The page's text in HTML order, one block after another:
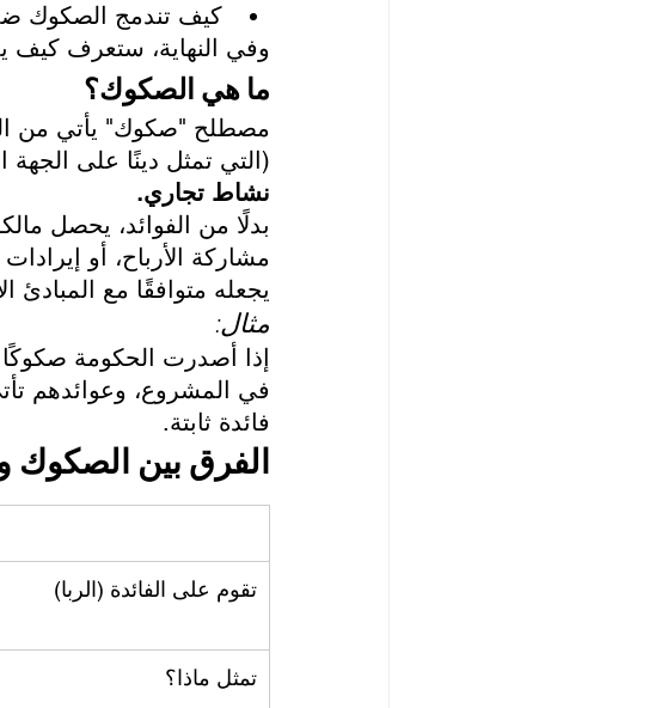
كيف تندمج الصكوك
وفي النهاية، ستعرف كيف
ما هي الصكوك؟
مصطلح "صكوك" يأتي من
(التي تمثل دينًا على الجهة
نشاط تجاري.
بدلًا من الفوائد، يحصل
مشاركة الأرباح، أو
يجعله متوافقًا مع المبادئ
مثال:
إذا أصدرت الحكومة
في المشروع، وعوائدهم
فائدة ثابتة.
الفرق بين الصكوك
تقوم على الفائدة (الربا)
تمثل ماذا؟